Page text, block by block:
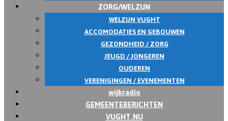
ZORG/WELZIJN
WELZIJN VUGHT
ACCOMODATIES EN GEBOUWEN
GEZONDHEID / ZORG
JEUGD / JONGEREN
OUDEREN
VERENIGINGEN / EVENEMENTEN
wijkradio
GEMEENTEBERICHTEN
VUGHT.NU